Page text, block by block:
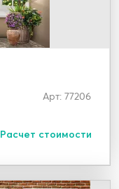
Арт: 77206
Расчет стоимости